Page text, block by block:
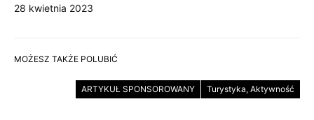
28 kwietnia 2023
MOŻESZ TAKŻE POLUBIĆ
ARTYKUŁ SPONSOROWANY Turystyka, Aktywność